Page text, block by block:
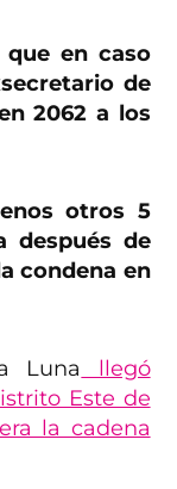
en caso
de
2062 a los
otros 5
después de
condena en
Luna
llegó
Este de
la cadena